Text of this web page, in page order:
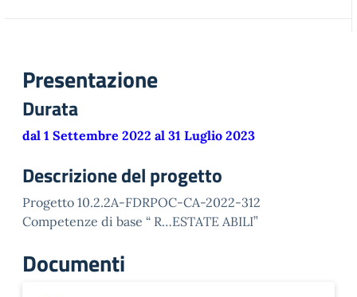
Presentazione
Durata
dal 1 Settembre 2022 al 31 Luglio 2023
Descrizione del progetto
Progetto 10.2.2A-FDRPOC-CA-2022-312
Competenze di base “ R…ESTATE ABILI”
Documenti